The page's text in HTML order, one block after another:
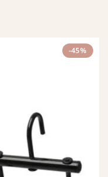
-45%